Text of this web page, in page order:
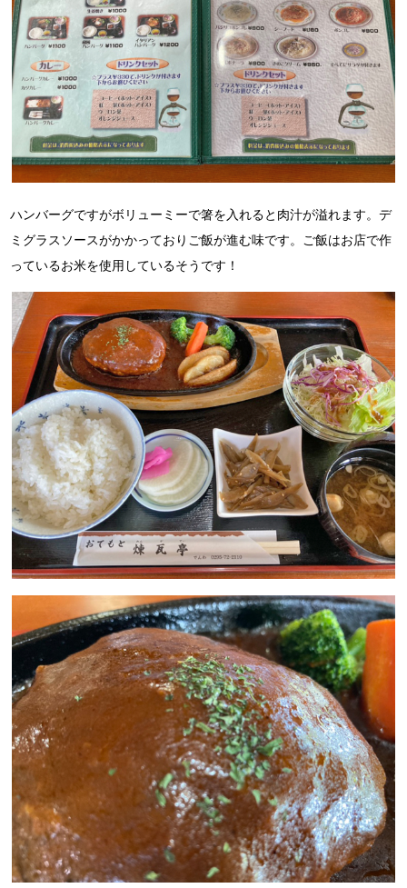
ハンバーグですがボリューミーで箸を入れると肉汁が溢れます。デ
ミグラスソースがかかっておりご飯が進む味です。 ご飯はお店で作
っているお米を使用しているそうです！